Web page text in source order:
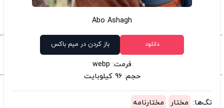
Abo Ashagh
دانلود باز کردن در میم باکس
فرمت: webp
حجم: 96 کیلوبایت
تگ‌ها: مختار مختارنامه